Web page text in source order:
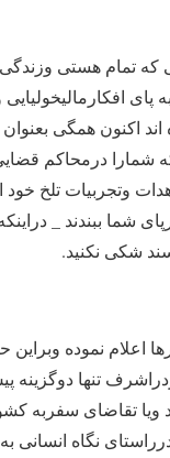
تمام هستی وزندگی
پای
اکنون همگی
شمارا درمحاکم قضایی
وتجربیات تلخ خود
شما ببندند _
شکی نکنید.
اعلام نموده
تنها دوگزینه
تقاضای سفربه
نگاه انسانی